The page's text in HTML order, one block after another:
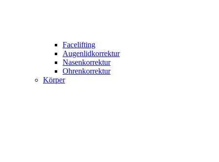
Facelifting
Augenlidkorrektur
Nasenkorrektur
Ohrenkorrektur
Körper